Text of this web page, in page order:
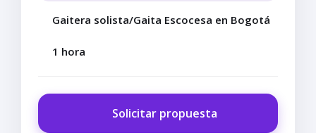
Gaitera solista/Gaita Escocesa en Bogotá
1 hora
Solicitar propuesta